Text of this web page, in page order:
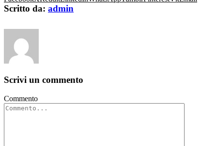
Scritto da: admin
Scrivi un commento
Commento